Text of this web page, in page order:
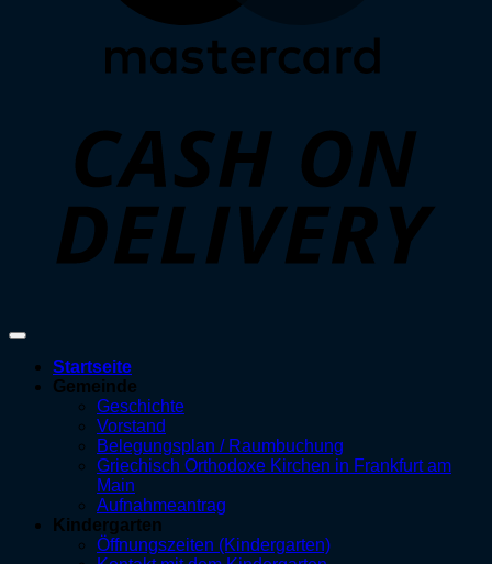
Startseite
Gemeinde
Geschichte
Vorstand
Belegungsplan / Raumbuchung
Griechisch Orthodoxe Kirchen in Frankfurt am
Main
Aufnahmeantrag
Kindergarten
Öffnungszeiten (Kindergarten)